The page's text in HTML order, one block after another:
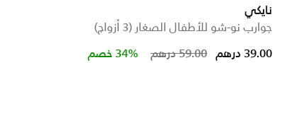
نايكي
جوارب نو-شو للأطفال الصغار (3 أزواج)
Price reduced 59.00 درهم to
39.00 درهم 34% خصم